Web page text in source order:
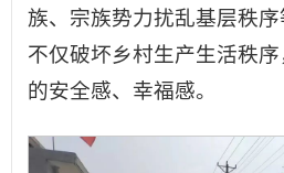
族、宗族势力扰乱基层秩序
不仅破坏乡村生产生活秩
的安全感、幸福感。